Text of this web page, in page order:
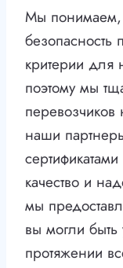
Мы понимаем,
критерии
поэтому мы
наши
качество и
мы
вы могли
протяжении